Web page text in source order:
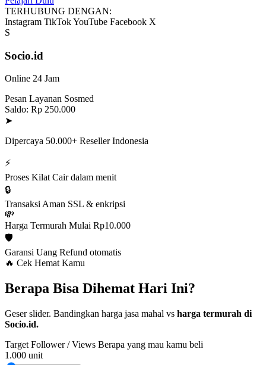
TERHUBUNG DENGAN:
Instagram TikTokYouTube Facebook X
S
Socio.id
Online 24 Jam
Pesan Layanan Sosmed
Saldo: Rp 250.000
➤
Dipercaya 50.000+ Reseller Indonesia
⚡
Proses Kilat Cair dalam menit
🔒
Transaksi Aman SSL & enkripsi
💸
Harga Termurah Mulai Rp10.000
🛡️
Garansi Uang Refund otomatis
🔥 Cek Hemat Kamu
Berapa Bisa Dihemat Hari Ini?
Geser slider. Bandingkan harga jasa mahal vs harga termurah di
Socio.id.
Target Follower / Views Berapa yang mau kamu beli
1.000 unit